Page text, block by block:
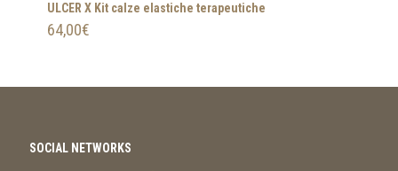
ULCER X Kit calze elastiche terapeutiche
64,00€
SOCIAL NETWORKS